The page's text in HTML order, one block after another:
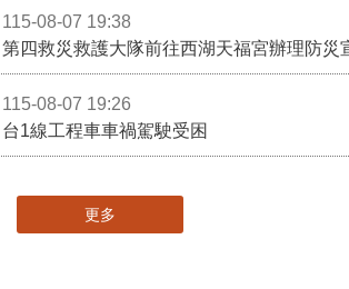
第四救災救護大隊前往西湖天福宮辦理防災
115-08-07 19:26
台1線工程車車禍駕駛受困